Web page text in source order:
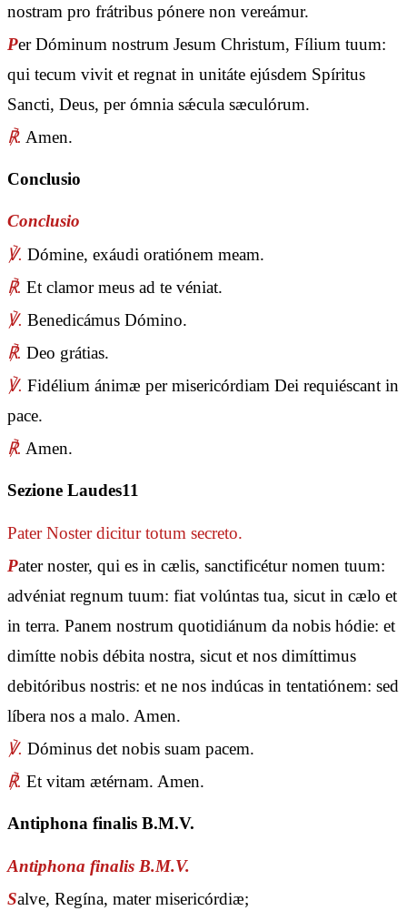
nostram pro frátribus pónere non vereámur.
Per Dóminum nostrum Jesum Christum, Fílium tuum:
qui tecum vivit et regnat in unitáte ejúsdem Spíritus
Sancti, Deus, per ómnia sǽcula sæculórum.
℟. Amen.
Conclusio
Conclusio
℣. Dómine, exáudi oratiónem meam.
℟. Et clamor meus ad te véniat.
℣. Benedicámus Dómino.
℟. Deo grátias.
℣. Fidélium ánimæ per misericórdiam Dei requiéscant in
pace.
℟. Amen.
Sezione Laudes11
Pater Nosterdicitur totum secreto.
Pater noster, qui es in cælis, sanctificétur nomen tuum:
advéniat regnum tuum: fiat volúntas tua, sicut in cælo et
in terra. Panem nostrum quotidiánum da nobis hódie: et
dimítte nobis débita nostra, sicut et nos dimíttimus
debitóribus nostris: et ne nos indúcas in tentatiónem: sed
líbera nos a malo. Amen.
℣. Dóminus det nobis suam pacem.
℟. Et vitam ætérnam. Amen.
Antiphona finalis B.M.V.
Antiphona finalis B.M.V.
Salve, Regína, mater misericórdiæ;